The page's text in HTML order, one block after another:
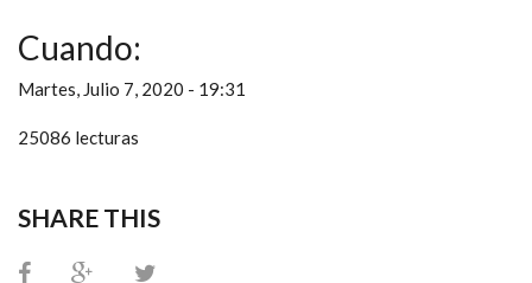
Cuando:
Martes, Julio 7, 2020 - 19:31
25086 lecturas
SHARE THIS